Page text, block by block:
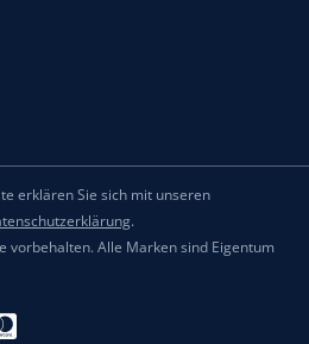
erklären Sie sich mit unseren
.
vorbehalten. Alle Marken sind Eigentum